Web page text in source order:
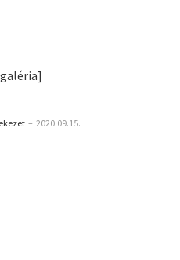
– 2020.09.15.